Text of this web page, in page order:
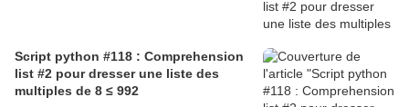
Script python #118 : Comprehension
list #2 pour dresser une liste des
multiples de 8 ≤ 992